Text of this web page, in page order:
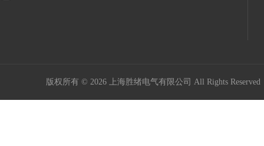
版权所有 © 2026 上海胜绪电气有限公司 All Rights